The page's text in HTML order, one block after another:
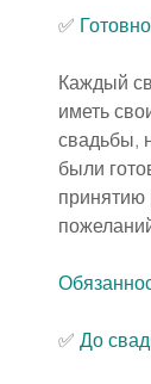
✅
Каждый
иметь
свадьбы,
были
принятию
✅ До